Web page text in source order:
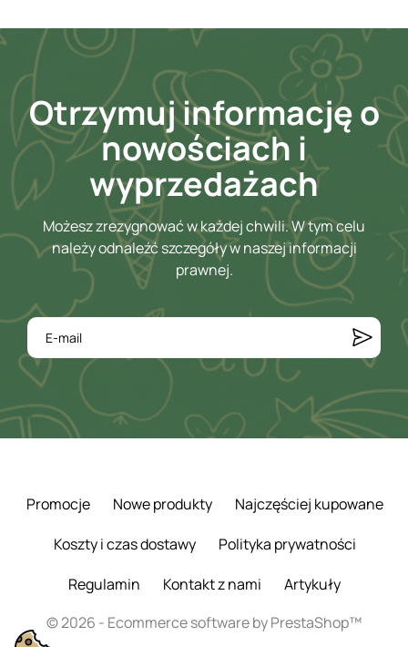
Otrzymuj informację o
nowościach i
wyprzedażach
Możesz zrezygnować w każdej chwili. W tym celu
należy odnaleźć szczegóły w naszej informacji
prawnej.
Promocje Nowe produkty
Najczęściej kupowane
Koszty i czas dostawy
Polityka prywatności
Regulamin
Kontakt z nami
Artykuły
© 2026 - Ecommerce software by PrestaShop™